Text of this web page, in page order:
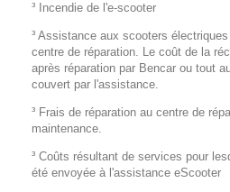
³ Incendie de l'e-scooter
³ Assistance aux scooters
centre de réparation. Le coût de la
après réparation par Bencar ou tout
couvert par l'assistance.
³ Frais de réparation au centre de
maintenance.
³ Coûts résultant de services pour
été envoyée à l'assistance eScooter